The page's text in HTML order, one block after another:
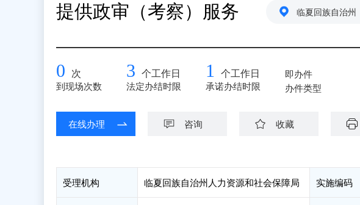
提供政审（考察）服务 临夏回族自治州
0 次
到现场次数
3 个工作日
法定办结时限
1 个工作日
承诺办结时限
即办件
办件类型
在线办理 咨询 收藏
受理机构 临夏回族自治州人力资源和社会保障局 实施编码